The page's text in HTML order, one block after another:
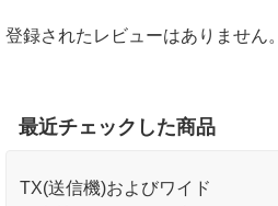
登録されたレビューはありません。
最近チェックした商品
TX(送信機)およびワイド